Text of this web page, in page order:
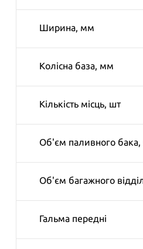
Ширина, мм
Колiсна база, мм
Кiлькiсть мiсць, шт
Об'єм паливного бака,
Об'єм багажного
Гальма передні